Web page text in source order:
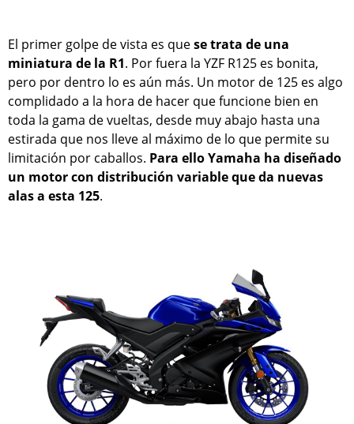
El primer golpe de vista es quese trata de una
miniatura de la R1. Por fuera la YZF R125 es bonita,
pero por dentro lo es aún más. Un motor de 125 es algo
complidado a la hora de hacer que funcione bien en
toda la gama de vueltas, desde muy abajo hasta una
estirada que nos lleve al máximo de lo que permite su
limitación por caballos. Para ello Yamaha ha diseñado
un motor con distribución variable que da nuevas
alas a esta 125.